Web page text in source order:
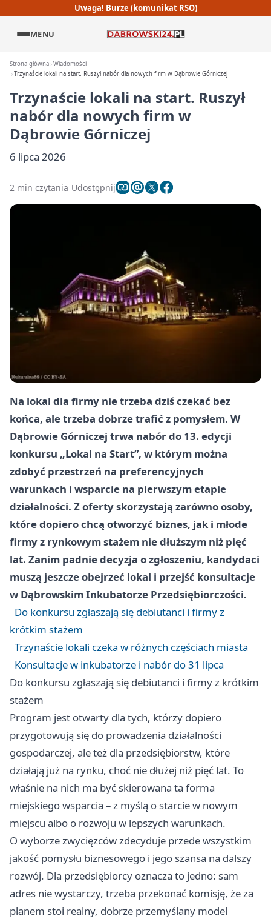
Uwaga! Burze (komunikat RSO)
MENU
Strona główna Wiadomości
Trzynaście lokali na start. Ruszył nabór dla nowych firm w Dąbrowie Górniczej
Trzynaście lokali na start. Ruszył
nabór dla nowych firm w
Dąbrowie Górniczej
6 lipca 2026
2 min czytania Udostępnij
Na lokal dla firmy nie trzeba dziś czekać bez
końca, ale trzeba dobrze trafić z pomysłem. W
Dąbrowie Górniczej trwa nabór do 13. edycji
konkursu „Lokal na Start”, w którym można
zdobyć przestrzeń na preferencyjnych
warunkach i wsparcie na pierwszym etapie
działalności. Z oferty skorzystają zarówno osoby,
które dopiero chcą otworzyć biznes, jak i młode
firmy z rynkowym stażem nie dłuższym niż pięć
lat. Zanim padnie decyzja o zgłoszeniu, kandydaci
muszą jeszcze obejrzeć lokal i przejść konsultacje
w Dąbrowskim Inkubatorze Przedsiębiorczości.
Do konkursu zgłaszają się debiutanci i firmy z
krótkim stażem
Trzynaście lokali czeka w różnych częściach miasta
Konsultacje w inkubatorze i nabór do 31 lipca
Do konkursu zgłaszają się debiutanci i firmy z krótkim
stażem
Program jest otwarty dla tych, którzy dopiero
przygotowują się do prowadzenia działalności
gospodarczej, ale też dla przedsiębiorstw, które
działają już na rynku, choć nie dłużej niż pięć lat. To
właśnie na nich ma być skierowana ta forma
miejskiego wsparcia – z myślą o starcie w nowym
miejscu albo o rozwoju w lepszych warunkach.
O wyborze zwycięzców zdecyduje przede wszystkim
jakość pomysłu biznesowego i jego szansa na dalszy
rozwój. Dla przedsiębiorcy oznacza to jedno: sam
adres nie wystarczy, trzeba przekonać komisję, że za
planem stoi realny, dobrze przemyślany model